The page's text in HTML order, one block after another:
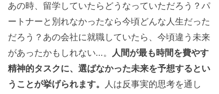
あの時、留学していたらどうなっていただろう？パ
ートナーと別れなかったなら今頃どんな人生だった
だろう？あの会社に就職していたら、今頃違う未来
があったかもしれない…。
人間が最も時間を費やす
精神的タスクに、選ばなかった未来を予想するとい
うことが挙げられます。
人は反事実的思考を通し